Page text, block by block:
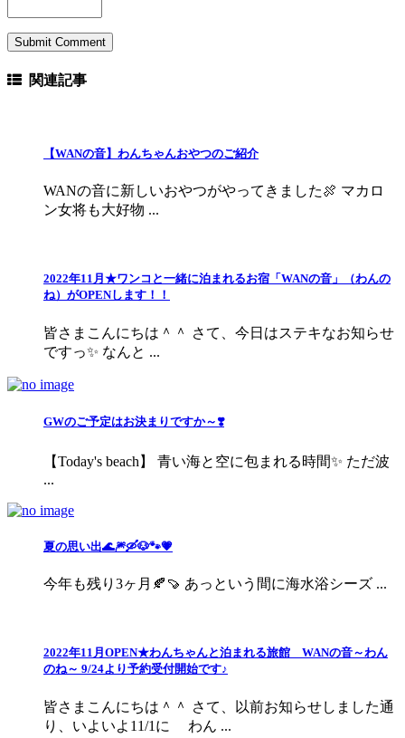
関連記事
【WANの音】わんちゃんおやつのご紹介
WANの音に新しいおやつがやってきました🍖 マカロ
ン女将も大好物 ...
2022年11月★ワンコと一緒に泊まれるお宿「WANの音」（わんの
ね）がOPENします！！
皆さまこんにちは＾＾ さて、今日はステキなお知らせ
ですっ✨ なんと ...
GWのご予定はお決まりですか～❣️
【Today's beach】 青い海と空に包まれる時間✨ ただ波
...
夏の思い出🌊🎆🛶🐶🐾💗
今年も残り3ヶ月🍂🍠 あっという間に海水浴シーズ ...
2022年11月OPEN★わんちゃんと泊まれる旅館 WANの音～わん
のね～ 9/24より予約受付開始です♪
皆さまこんにちは＾＾ さて、以前お知らせしました通
り、いよいよ11/1に わん ...